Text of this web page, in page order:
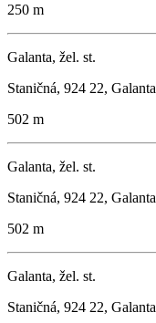
250 m
Galanta, žel. st.
Staničná, 924 22, Galanta
502 m
Galanta, žel. st.
Staničná, 924 22, Galanta
502 m
Galanta, žel. st.
Staničná, 924 22, Galanta